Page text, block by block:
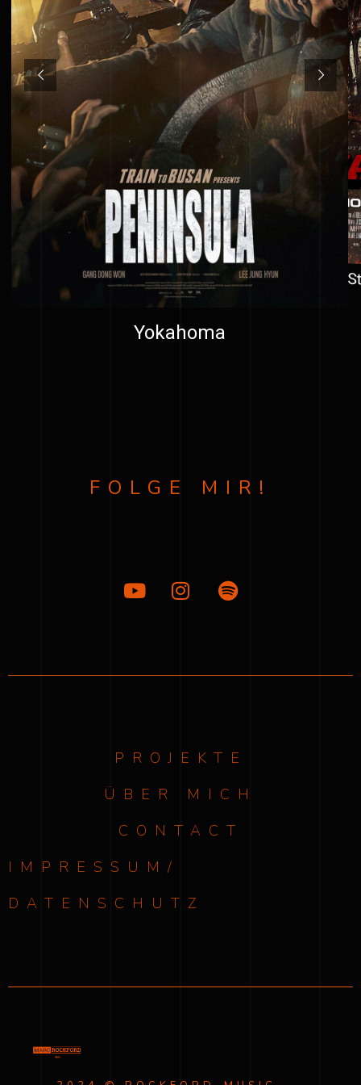
Yokahoma
FOLGE MIR!
PROJEKTE
ÜBER MICH
CONTACT
IMPRESSUM/
DATENSCHUTZ